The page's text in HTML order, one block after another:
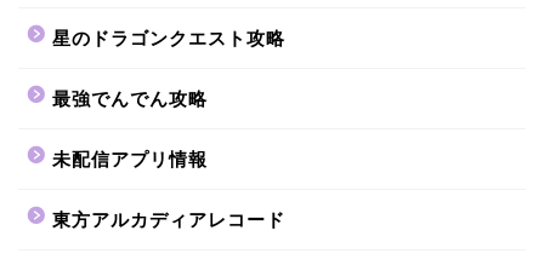
星のドラゴンクエスト攻略
最強でんでん攻略
未配信アプリ情報
東方アルカディアレコード